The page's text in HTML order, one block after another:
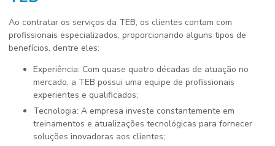
Ao contratar os serviços da TEB, os clientes contam com
profissionais especializados, proporcionando alguns tipos de
benefícios, dentre eles:
Experiência: Com quase quatro décadas de atuação no
mercado, a TEB possui uma equipe de profissionais
experientes e qualificados;
Tecnologia: A empresa investe constantemente em
treinamentos e atualizações tecnológicas para fornecer
soluções inovadoras aos clientes;